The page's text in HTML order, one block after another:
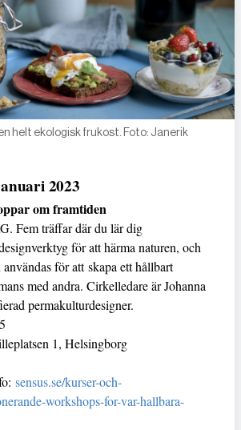
helt ekologisk frukost. Foto: Janerik
2023
om framtiden
Fem träffar där du lär dig
för att härma naturen, och
för att skapa ett hållbart
med andra. Cirkelledare är Johanna
permakulturdesigner.
1, Helsingborg
sensus.se/kurser-och-
workshops-for-var-hallbara-